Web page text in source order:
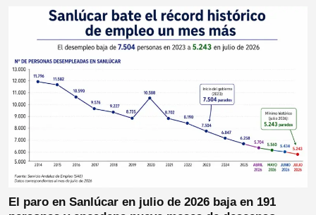
El paro en Sanlúcar en julio de 2026 baja en 191